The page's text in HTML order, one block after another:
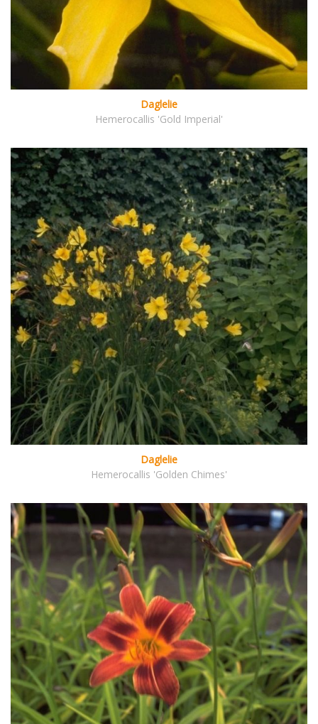
Daglelie
Hemerocallis 'Gold Imperial'
Daglelie
Hemerocallis 'Golden Chimes'